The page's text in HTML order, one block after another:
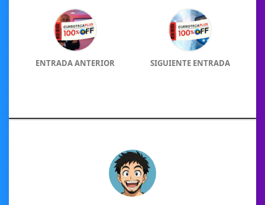
ENTRADA ANTERIOR SIGUIENTE ENTRADA